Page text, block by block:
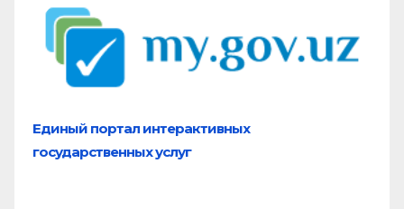
Единый портал интерактивных
государственных услуг